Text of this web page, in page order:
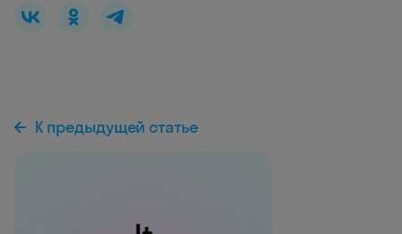
К предыдущей статье